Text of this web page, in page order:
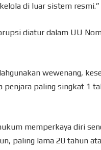
di luar sistem resmi.”
diatur dalam UU
wewenang,
penjara paling singkat 1
memperkaya diri
paling lama 20 tahun